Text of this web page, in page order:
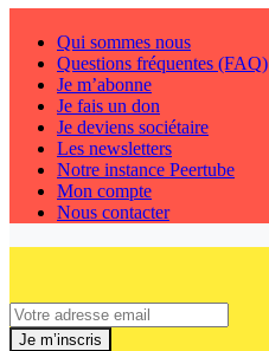
Qui sommes nous
Questions fréquentes (FAQ)
Je m’abonne
Je fais un don
Je deviens sociétaire
Les newsletters
Notre instance Peertube
Mon compte
Nous contacter
Je m’inscris